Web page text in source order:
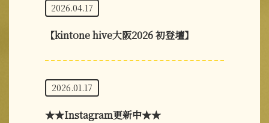
2026.04.17
【kintone hive大阪2026 初登壇】
2026.01.17
★★Instagram更新中★★